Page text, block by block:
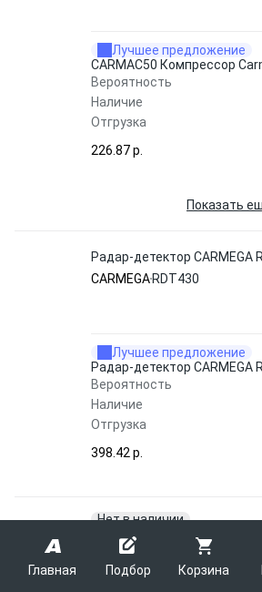
Главная Подбор Корзина
Лучшее предложение
CARMAC50 Компрессор
Вероятность
Наличие
Отгрузка
226.87 p.
Показать
Радар-детектор CARMEGA
CARMEGA RDT430
Лучшее предложение
Радар-детектор CARMEGA
Вероятность
Наличие
Отгрузка
398.42 p.
Нет в наличии
МОДУЛЬ ОБХОДА
ИМОБИЛАЙЗЕРА BIS142
CARMEGA
BIS142